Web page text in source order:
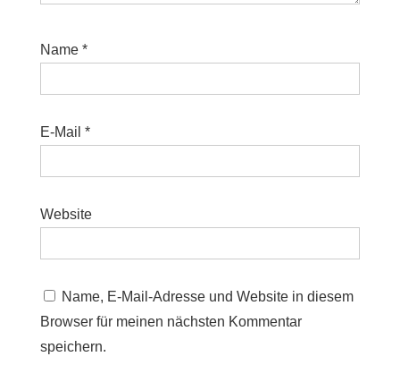
Name *
E-Mail *
Website
Name, E-Mail-Adresse und Website in diesem
Browser für meinen nächsten Kommentar
speichern.